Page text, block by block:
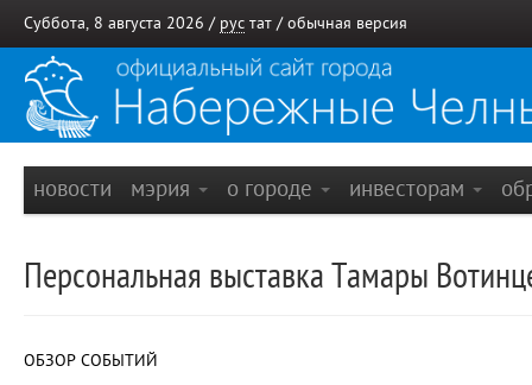
Суббота, 8 августа 2026 / рус тат / обычная версия
новости мэрия о городе инвесторам
Персональная выставка Тамары
ОБЗОР СОБЫТИЙ